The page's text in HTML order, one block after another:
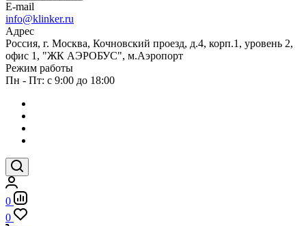
E-mail
info@klinker.ru
Адрес
Россия, г. Москва, Кочновский проезд, д.4, корп.1, уровень 2,
офис 1, "ЖК АЭРОБУС", м.Аэропорт
Режим работы
Пн - Пт: с 9:00 до 18:00
0
0